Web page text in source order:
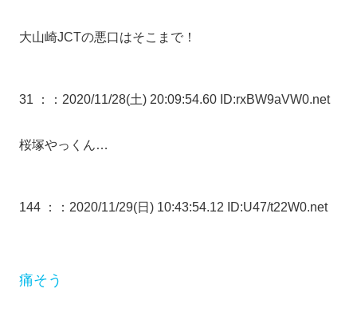
大山崎JCTの悪口はそこまで！
31 ： ：2020/11/28(土) 20:09:54.60 ID:rxBW9aVW0.net
桜塚やっくん…
144 ： ：2020/11/29(日) 10:43:54.12 ID:U47/t22W0.net
痛そう